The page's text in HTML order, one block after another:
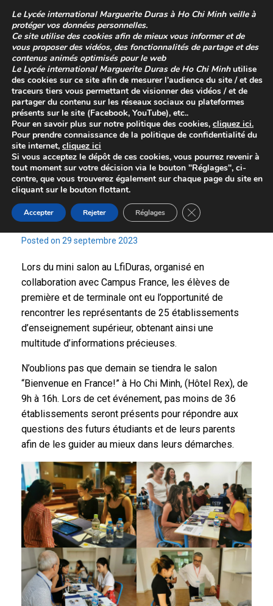
content
Daily Archives:29
septembre 2023
Mini salon Campus France
Posted on 29 septembre 2023
Lors du mini salon au LfiDuras, organisé en
collaboration avec Campus France, les élèves de
première et de terminale ont eu l’opportunité de
rencontrer les représentants de 25 établissements
d’enseignement supérieur, obtenant ainsi une
multitude d’informations précieuses.
N’oublions pas que demain se tiendra le salon
“Bienvenue en France!” à Ho Chi Minh, (Hôtel Rex), de
9h à 16h. Lors de cet événement, pas moins de 36
établissements seront présents pour répondre aux
questions des futurs étudiants et de leurs parents
afin de les guider au mieux dans leurs démarches.
Le Lycée international Marguerite Duras à Ho Chi Minhveille à
protéger vos données personnelles.
Ce site utilise des cookies afin de mieux vous informer et de
vous proposer des vidéos, des fonctionnalités de partage et des
contenus animés optimisés pour le web
Le Lycée international Marguerite Duras de Ho Chi Minhutilise
des cookies sur ce site afin de mesurer l’audience du site / et des
traceurs tiers vous permettant de visionner des vidéos / et de
partager du contenu sur les réseaux sociaux ou plateformes
présents sur le site (Facebook, YouTube), etc..
Pour en savoir plus sur notre politique des cookies, cliquez ici.
Pour prendre connaissance de la politique de confidentialité du
site internet, cliquez ici
Si vous acceptez le dépôt de ces cookies, vous pourrez revenir à
tout moment sur votre décision via le bouton "Réglages", ci-
contre, que vous trouverez également sur chaque page du site en
cliquant sur le bouton flottant.
Accepter Rejeter Réglages Close GDPR Cookie